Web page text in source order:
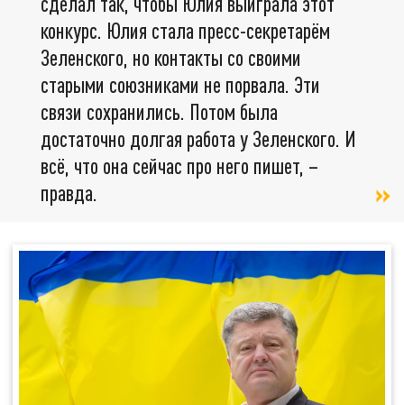
конкурс. Юлия стала пресс-секретарём
Зеленского, но контакты со своими
старыми союзниками не порвала. Эти
связи сохранились. Потом была
достаточно долгая работа у Зеленского. И
всё, что она сейчас про него пишет, –
правда.